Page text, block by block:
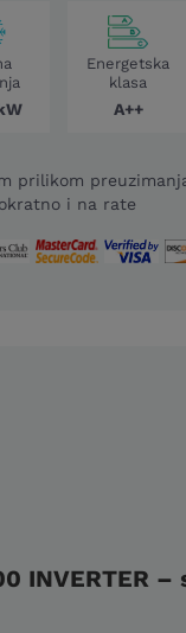
Energetska
klasa
A++
prilikom
i na rate
INVERTER –